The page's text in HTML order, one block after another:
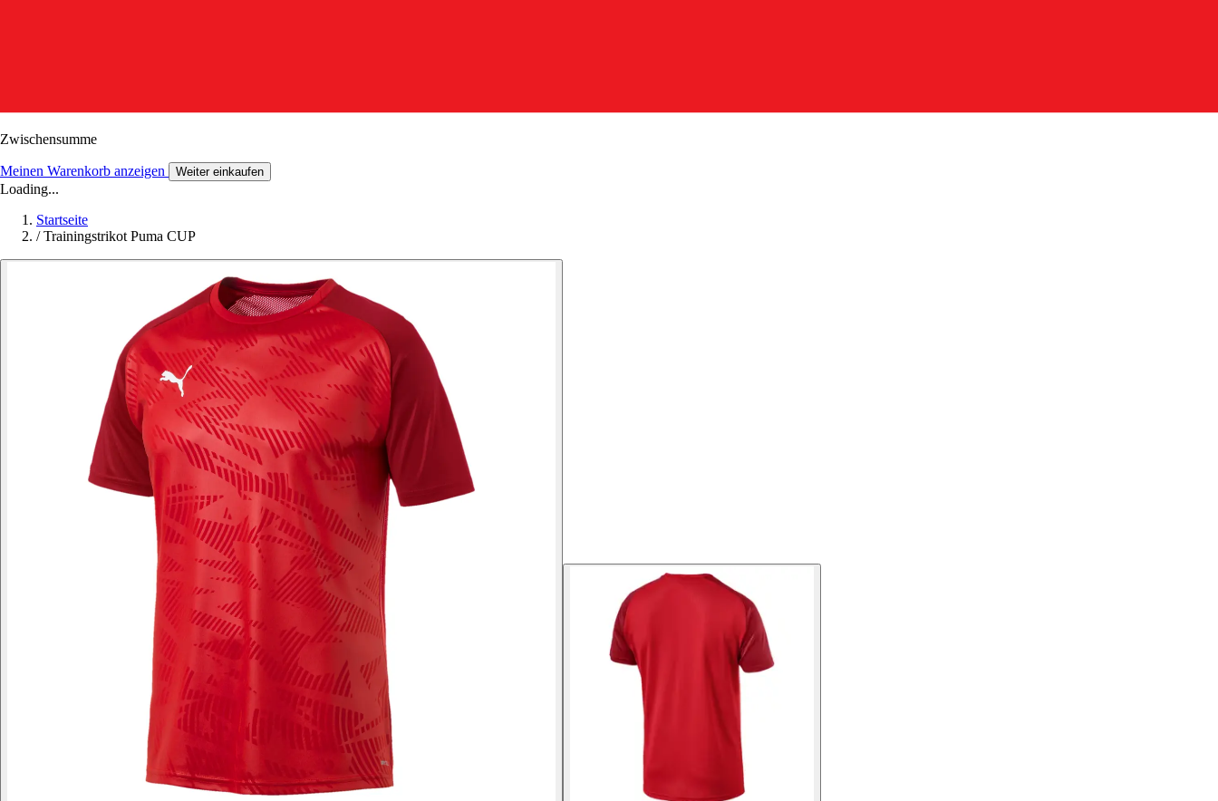
Zwischensumme
Meinen Warenkorb anzeigen Weiter einkaufen
Loading...
Startseite
/ Trainingstrikot Puma CUP